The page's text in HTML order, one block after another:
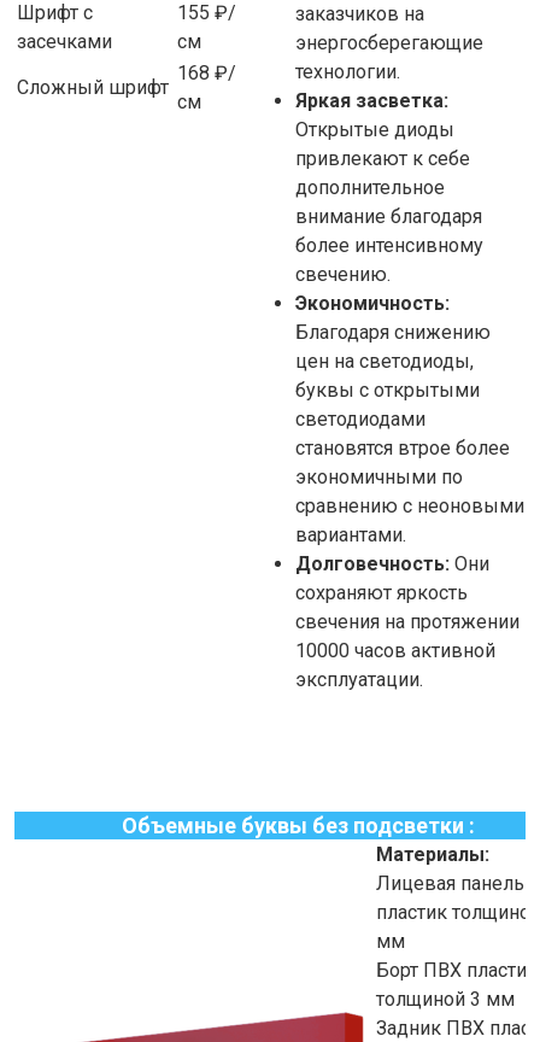
Шрифт с
засечками
155 ₽/
см
Сложный шрифт
168 ₽/
см
заказчиков на
энергосберегающие
технологии.
Яркая засветка:
Открытые диоды
привлекают к себе
дополнительное
внимание благодаря
более интенсивному
свечению.
Экономичность:
Благодаря снижению
цен на светодиоды,
буквы с открытыми
светодиодами
становятся втрое более
экономичными по
сравнению с неоновыми
вариантами.
Долговечность: Они
сохраняют яркость
свечения на протяжении
10000 часов активной
эксплуатации.
Объемные буквы без подсветки :
Материалы:
Лицевая панель
пластик
мм
Борт ПВХ пластик
толщиной 3 мм
Задник ПВХ